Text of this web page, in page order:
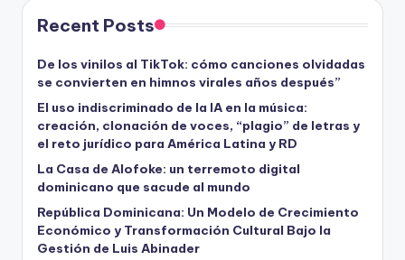
Recent Posts
De los vinilos al TikTok: cómo canciones olvidadas
se convierten en himnos virales años después”
El uso indiscriminado de la IA en la música:
creación, clonación de voces, “plagio” de letras y
el reto jurídico para América Latina y RD
La Casa de Alofoke: un terremoto digital
dominicano que sacude al mundo
República Dominicana: Un Modelo de Crecimiento
Económico y Transformación Cultural Bajo la
Gestión de Luis Abinader